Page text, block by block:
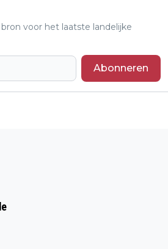
voor het laatste landelijke
Abonneren
EDE - LUNTEREN